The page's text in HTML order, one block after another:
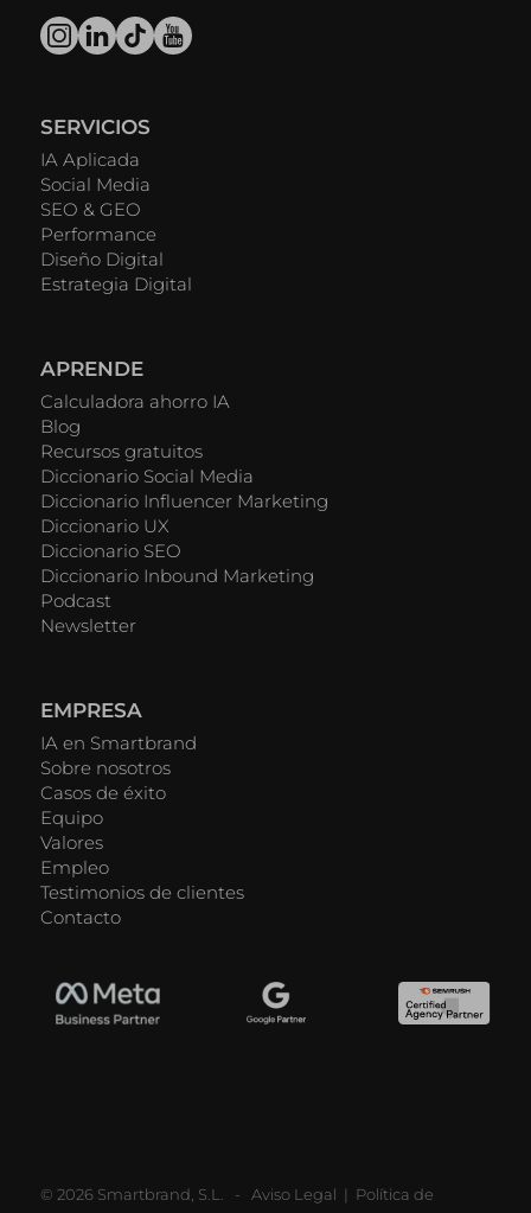
SERVICIOS
IA Aplicada
Social Media
SEO & GEO
Performance
Diseño Digital
Estrategia Digital
APRENDE
Calculadora ahorro IA
Blog
Recursos gratuitos
Diccionario Social Media
Diccionario Influencer Marketing
Diccionario UX
Diccionario SEO
Diccionario Inbound Marketing
Podcast
Newsletter
EMPRESA
IA en Smartbrand
Sobre nosotros
Casos de éxito
Equipo
Valores
Empleo
Testimonios de clientes
Contacto
© 2026 Smartbrand, S.L. - Aviso Legal | Política de